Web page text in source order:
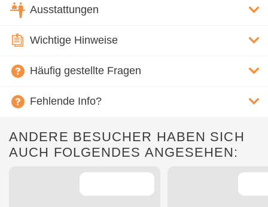
Ausstattungen
Wichtige Hinweise
Häufig gestellte Fragen
Fehlende Info?
ANDERE BESUCHER HABEN SICH
AUCH FOLGENDES ANGESEHEN: